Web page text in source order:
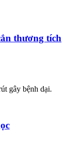
thương tích
gây bệnh dại.